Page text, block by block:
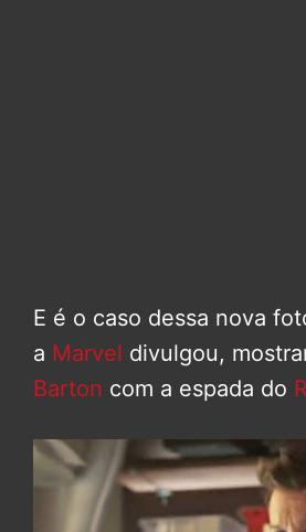
E é o caso dessa nova
a Marvel divulgou,
Barton com a espada do